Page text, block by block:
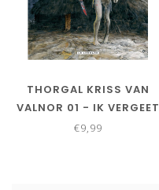
THORGAL KRISS VAN
VALNOR 01 - IK VERGEET
NIETS!
€9,99